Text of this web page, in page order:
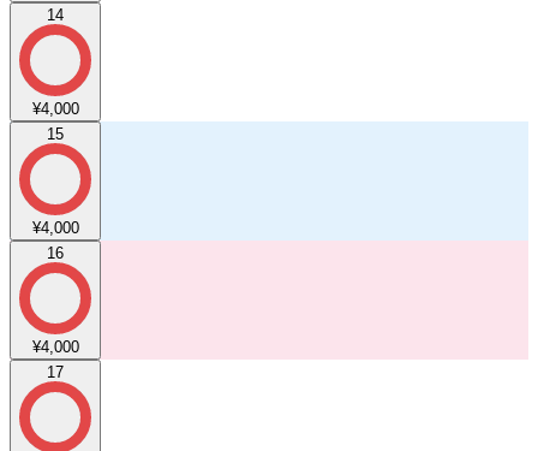
14
¥4,000
15
¥4,000
16
¥4,000
17